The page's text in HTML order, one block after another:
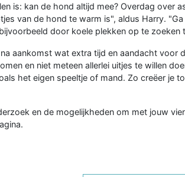
is: kan de hond altijd mee? Overdag over
van de hond te warm is", aldus Harry.
door koele plekken op te zoeken
aankomst wat extra tijd en aandacht voor
en niet meteen allerlei uitjes te willen
het eigen speeltje of mand. Zo creëer je
en de mogelijkheden om met jouw